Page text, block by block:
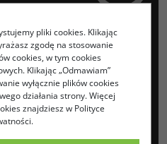
pliki cookies. Klikając
zgodę na stosowanie
cookies, w tym cookies
Klikając „Odmawiam”
wyłącznie plików cookies
działania strony. Więcej
znajdziesz w Polityce